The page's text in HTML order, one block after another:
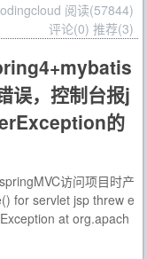
阅读(57844)
评论(0) 推荐(3)
误，控制台报j
的
访问项目时产
for servlet jsp threw e
at org.apach